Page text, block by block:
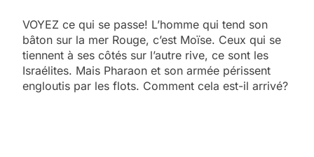
VOYEZ ce qui se passe! L’homme qui tend son
bâton sur la mer Rouge, c’est Moïse. Ceux qui se
tiennent à ses côtés sur l’autre rive, ce sont les
Israélites. Mais Pharaon et son armée périssent
engloutis par les flots. Comment cela est-il arrivé?